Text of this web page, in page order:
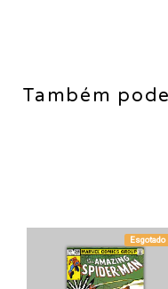
Também
Esgotado